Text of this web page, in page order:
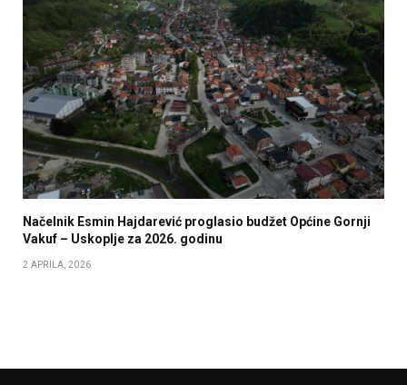
Načelnik Esmin Hajdarević proglasio budžet Općine Gornji
Vakuf – Uskoplje za 2026. godinu
2 APRILA, 2026